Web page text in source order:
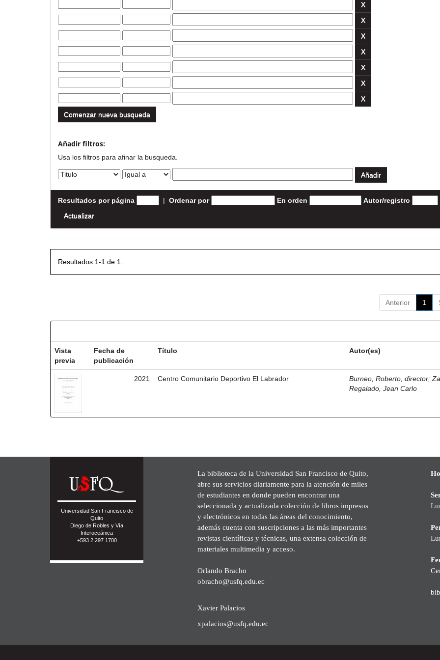
Comenzar nueva busqueda
Añadir filtros:
Usa los filtros para afinar la busqueda.
Resultados por página | Ordenar por En orden Autor/registro
Resultados 1-1 de 1.
Anterior 1
Vista
previa
Fecha de
publicación
Título Autor(es)
2021 Centro Comunitario Deportivo El Labrador Burneo, Roberto, director;
Regalado, Jean Carlo
Universidad San Francisco de
Quito
Diego de Robles y Vía
Interoceánica
+593 2 297 1700
La biblioteca de la Universidad San Francisco de Quito,
abre sus servicios diariamente para la atención de miles
de estudiantes en donde pueden encontrar una
seleccionada y actualizada colección de libros impresos
y electrónicos en todas las áreas del conocimiento,
además cuenta con suscripciones a las más importantes
revistas científicas y técnicas, una extensa colección de
materiales multimedia y acceso.
Orlando Bracho
obracho@usfq.edu.ec
Xavier Palacios
xpalacios@usfq.edu.ec